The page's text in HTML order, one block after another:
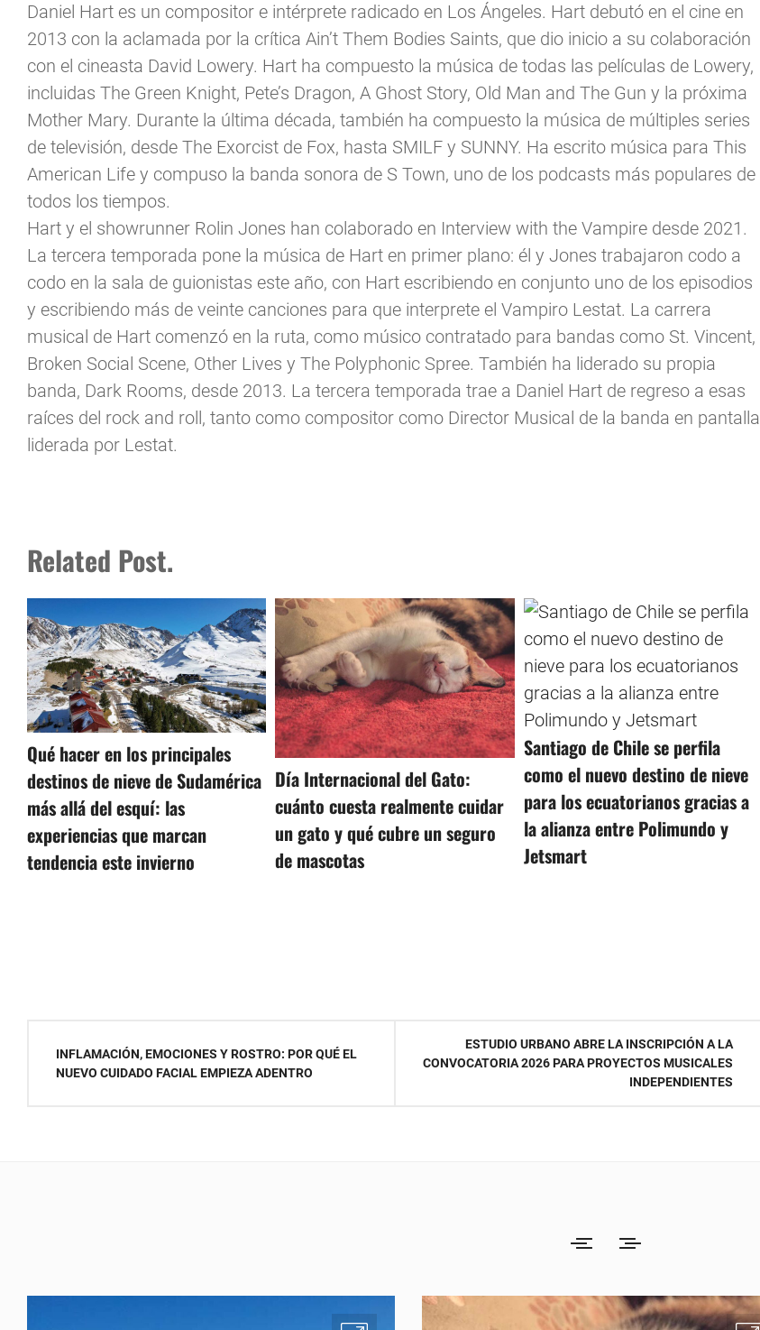
Daniel Hart es un compositor e intérprete radicado en Los Ángeles. Hart debutó en el cine en
2013 con la aclamada por la crítica Ain’t Them Bodies Saints, que dio inicio a su colaboración
con el cineasta David Lowery. Hart ha compuesto la música de todas las películas de Lowery,
incluidas The Green Knight, Pete’s Dragon, A Ghost Story, Old Man and The Gun y la próxima
Mother Mary. Durante la última década, también ha compuesto la música de múltiples series
de televisión, desde The Exorcist de Fox, hasta SMILF y SUNNY. Ha escrito música para This
American Life y compuso la banda sonora de S Town, uno de los podcasts más populares de
todos los tiempos.
Hart y el showrunner Rolin Jones han colaborado en Interview with the Vampire desde 2021.
La tercera temporada pone la música de Hart en primer plano: él y Jones trabajaron codo a
codo en la sala de guionistas este año, con Hart escribiendo en conjunto uno de los episodios
y escribiendo más de veinte canciones para que interprete el Vampiro Lestat. La carrera
musical de Hart comenzó en la ruta, como músico contratado para bandas como St. Vincent,
Broken Social Scene, Other Lives y The Polyphonic Spree. También ha liderado su propia
banda, Dark Rooms, desde 2013. La tercera temporada trae a Daniel Hart de regreso a esas
raíces del rock and roll, tanto como compositor como Director Musical de la banda en pantalla
liderada por Lestat.
Related Post.
Qué hacer en los principales
destinos de nieve de Sudamérica
más allá del esquí: las
experiencias que marcan
tendencia este invierno
Día Internacional del Gato:
cuánto cuesta realmente cuidar
un gato y qué cubre un seguro
de mascotas
Santiago de Chile se perfila
como el nuevo destino de nieve
para los ecuatorianos gracias a
la alianza entre Polimundo y
Jetsmart
Navegación
INFLAMACIÓN, EMOCIONES Y ROSTRO: POR QUÉ EL
NUEVO CUIDADO FACIAL EMPIEZA ADENTRO
ESTUDIO URBANO ABRE LA INSCRIPCIÓN A LA
CONVOCATORIA 2026 PARA PROYECTOS MUSICALES
INDEPENDIENTES